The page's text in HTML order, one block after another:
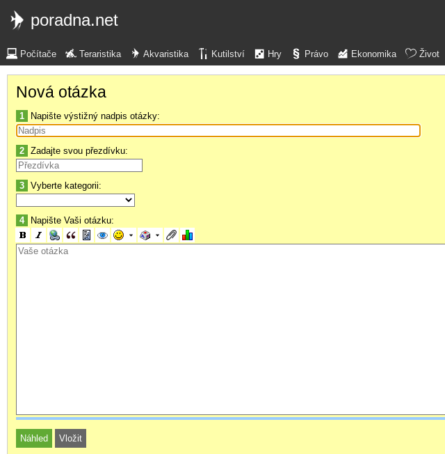
poradna.net
Počítače Teraristika Akvaristika Kutilství Hry Právo Ekonomika Život
Nová otázka
1 Napište výstižný nadpis otázky:
2 Zadajte svou přezdívku:
3 Vyberte kategorii:
4 Napište Vaši otázku: